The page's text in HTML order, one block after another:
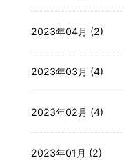
2023年04月 (2)
2023年03月 (4)
2023年02月 (4)
2023年01月 (2)